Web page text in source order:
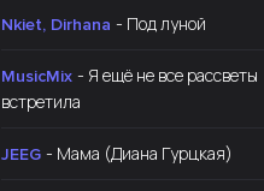
Nkiet, Dirhana - Под луной
MusicMix - Я ещё не все рассветы
встретила
JEEG - Мама (Диана Гурцкая)